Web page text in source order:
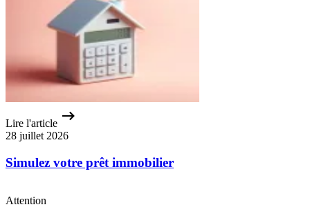
Lire l'article
28 juillet 2026
Simulez votre prêt immobilier
Attention